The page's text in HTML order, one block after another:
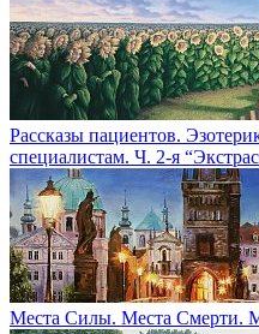
Рассказы пациентов.
специалистам. Ч. 2-я
Места Силы. Места Смерти.